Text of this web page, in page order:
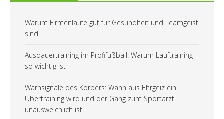
Warum Firmenläufe gut für Gesundheit und Teamgeist
sind
Ausdauertraining im Profifußball: Warum Lauftraining
so wichtig ist
Warnsignale des Körpers: Wann aus Ehrgeiz ein
Übertraining wird und der Gang zum Sportarzt
unausweichlich ist